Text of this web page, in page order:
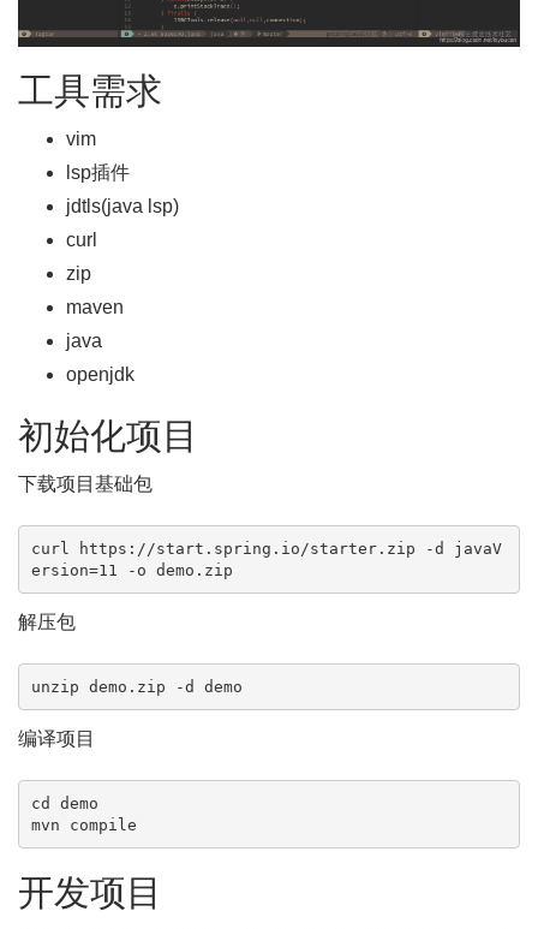
工具需求
vim
lsp插件
jdtls(java lsp)
curl
zip
maven
java
openjdk
初始化项目
下载项目基础包
curl https://start.spring.io/starter.zip -d javaV
ersion=11 -o demo.zip
解压包
unzip demo.zip -d demo
编译项目
cd demo
mvn compile
开发项目